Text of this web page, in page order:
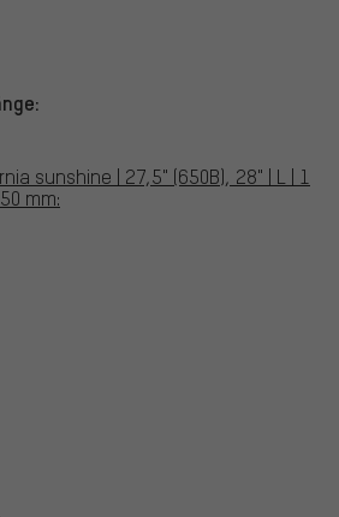
sunshine | 27,5" (650B), 28" | L | 1
mm: